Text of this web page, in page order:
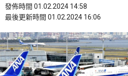
發佈時間 01.02.2024 14:58
最後更新時間 01.02.2024 16:06